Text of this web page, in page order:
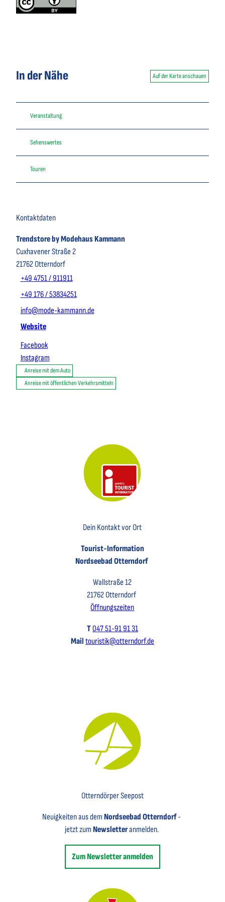
In der Nähe Auf der Karte anschauen
Veranstaltung
Sehenswertes
Touren
Kontaktdaten
Trendstore by Modehaus Kammann
Cuxhavener Straße 2
21762 Otterndorf
+49 4751 / 911911
+49 176 / 53834251
info@mode-kammann.de
Website
Facebook
Instagram
Anreise mit dem Auto
Anreise mit öffentlichen Verkehrsmitteln
Dein Kontakt vor Ort
Tourist-Information
Nordseebad Otterndorf
Wallstraße 12
21762 Otterndorf
Öffnungszeiten
T047 51-91 91 31
Mail touristik@otterndorf.de
Otterndörper Seepost
Neuigkeiten aus demNordseebad Otterndorf-
jetzt zum Newsletteranmelden.
Zum Newsletter anmelden